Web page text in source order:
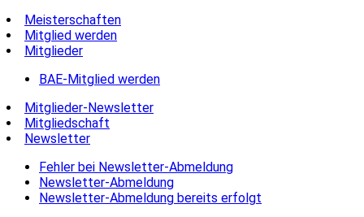
Meisterschaften
Mitglied werden
Mitglieder
BAE-Mitglied werden
Mitglieder-Newsletter
Mitgliedschaft
Newsletter
Fehler bei Newsletter-Abmeldung
Newsletter-Abmeldung
Newsletter-Abmeldung bereits erfolgt